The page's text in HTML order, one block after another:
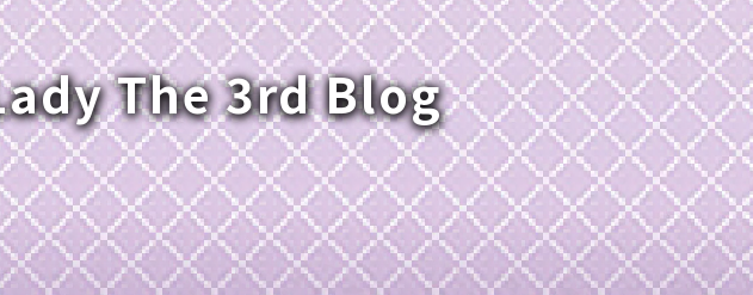
The 3rd Blog